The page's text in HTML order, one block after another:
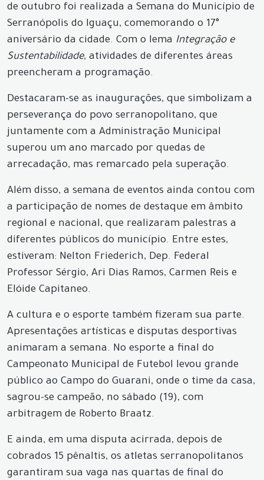
de outubro foi realizada a Semana do Município de
Serranópolis do Iguaçu, comemorando o 17°
aniversário da cidade. Com o lema Integração e
Sustentabilidade, atividades de diferentes áreas
preencheram a programação.
Destacaram-se as inaugurações, que simbolizam a
perseverança do povo serranopolitano, que
juntamente com a Administração Municipal
superou um ano marcado por quedas de
arrecadação, mas remarcado pela superação.
Além disso, a semana de eventos ainda contou com
a participação de nomes de destaque em âmbito
regional e nacional, que realizaram palestras a
diferentes públicos do município. Entre estes,
estiveram: Nelton Friederich, Dep. Federal
Professor Sérgio, Ari Dias Ramos, Carmen Reis e
Elóide Capitaneo.
A cultura e o esporte também fizeram sua parte.
Apresentações artísticas e disputas desportivas
animaram a semana. No esporte a final do
Campeonato Municipal de Futebol levou grande
público ao Campo do Guarani, onde o time da casa,
sagrou-se campeão, no sábado (19), com
arbitragem de Roberto Braatz.
E ainda, em uma disputa acirrada, depois de
cobrados 15 pênaltis, os atletas serranopolitanos
garantiram sua vaga nas quartas de final do